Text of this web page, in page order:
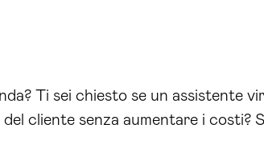
Ti sei chiesto se un assistente
cliente senza aumentare i costi?